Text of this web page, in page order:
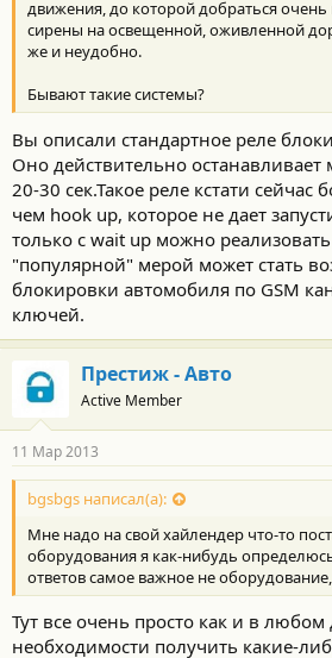
движения, до которой добраться очень
сирены на освещенной, оживленной
же и неудобно.
Бывают такие системы?
Вы описали стандартное реле
Оно действительно
20-30 сек.Такое реле кстати сейчас
чем hook up, которое не дает
только с wait up можно
"популярной" мерой может стать
блокировки автомобиля по GSM
ключей.
Престиж - Авто
Active Member
11 Мар 2013
bgsbgs написал(а):
Мне надо на свой хайлендер что-то
оборудования я как-нибудь
ответов самое важное не оборудование,
Тут все очень просто как и в
необходимости получить какие-